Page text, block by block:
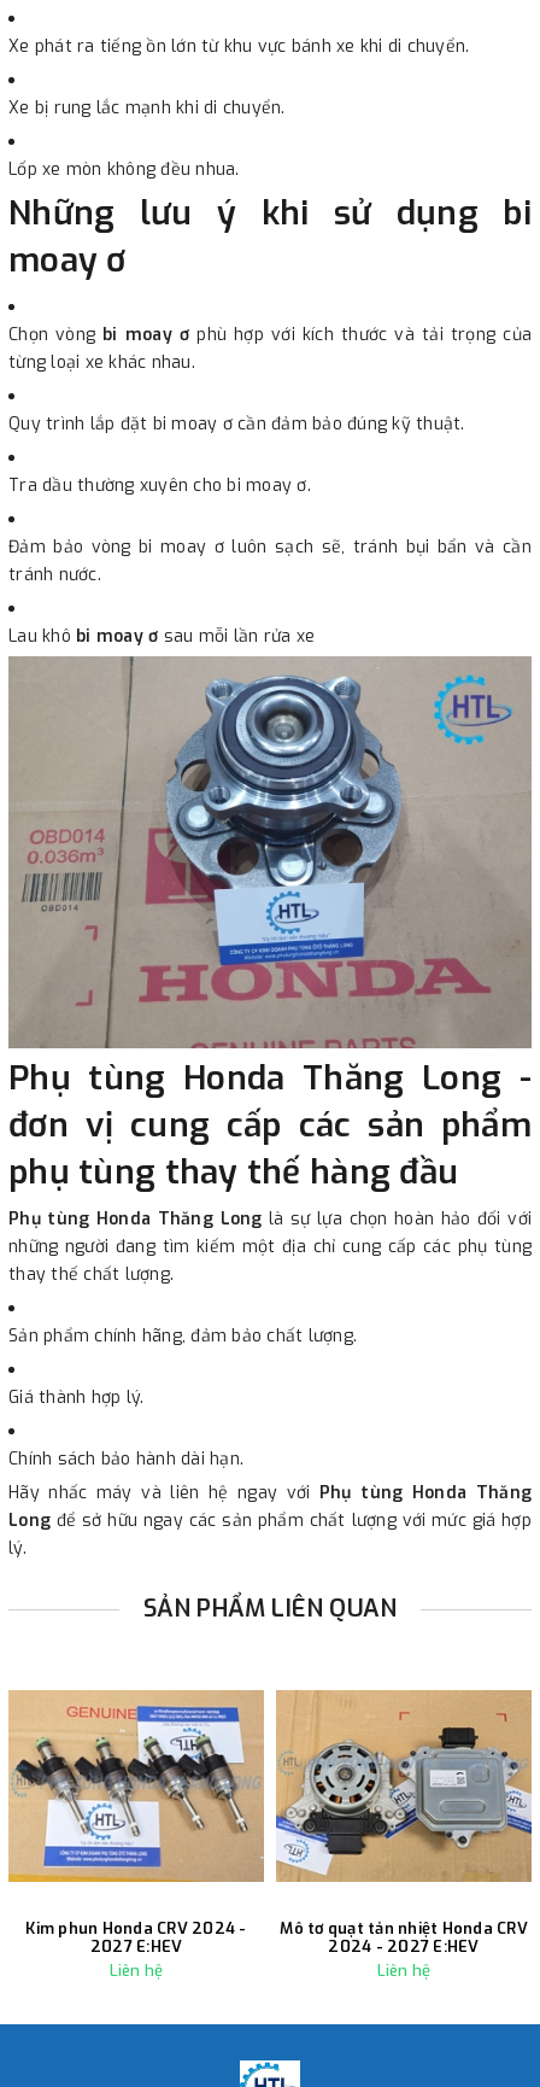
Xe phát ra tiếng ồn lớn từ khu vực bánh xe khi di chuyển.
Xe bị rung lắc mạnh khi di chuyển.
Lốp xe mòn không đều nhua.
Những lưu ý khi sử dụng bi
moay ơ
Chọn vòng bi moay ơ phù hợp với kích thước và tải trọng của
từng loại xe khác nhau.
Quy trình lắp đặt bi moay ơ cần đảm bảo đúng kỹ thuật.
Tra dầu thường xuyên cho bi moay ơ.
Đảm bảo vòng bi moay ơ luôn sạch sẽ, tránh bụi bẩn và cần
tránh nước.
Lau khô bi moay ơ sau mỗi lần rửa xe
Phụ tùng Honda Thăng Long -
đơn vị cung cấp các sản phẩm
phụ tùng thay thế hàng đầu
Phụ tùng Honda Thăng Long là sự lựa chọn hoàn hảo đối với
những người đang tìm kiếm một địa chỉ cung cấp các phụ tùng
thay thế chất lượng.
Sản phẩm chính hãng, đảm bảo chất lượng.
Giá thành hợp lý.
Chính sách bảo hành dài hạn.
Hãy nhấc máy và liên hệ ngay với Phụ tùng Honda Thăng
Long để sở hữu ngay các sản phẩm chất lượng với mức giá hợp
lý.
SẢN PHẨM LIÊN QUAN
Kim phun Honda CRV 2024 -
2027 E:HEV
Liên hệ
Mô tơ quạt tản nhiệt Honda CRV
2024 - 2027 E:HEV
Liên hệ